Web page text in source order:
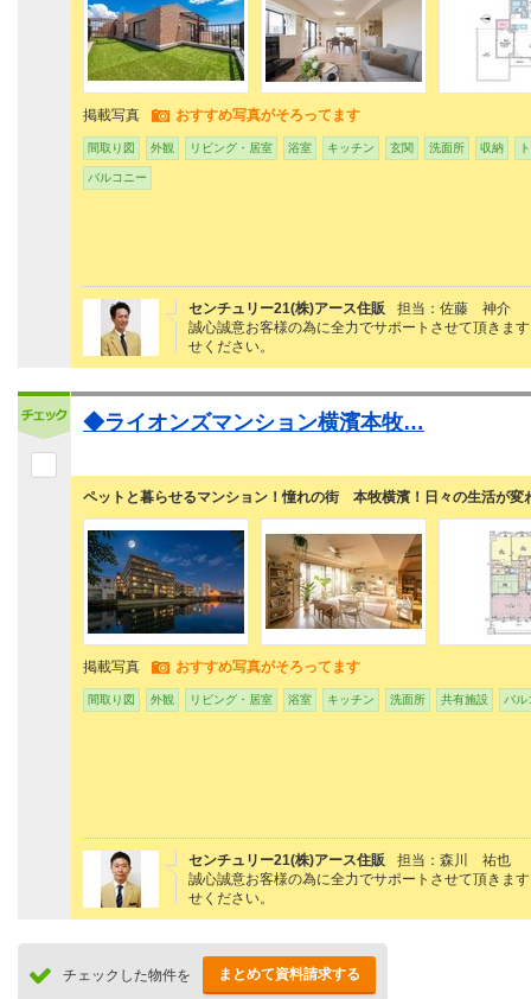
掲載写真 おすすめ写真がそろってます
間取り図 外観 リビング・居室 浴室 キッチン 玄関 洗面所 収納
バルコニー
センチュリー21(株)アース住販
担当：佐藤 神介
誠心誠意お客様の為に全力でサポートさせて頂きま
せください。
◆ライオンズマンション横濱本牧…
ペットと暮らせるマンション！憧れの街 本牧横濱！日々の生活が変
掲載写真 おすすめ写真がそろってます
間取り図 外観 リビング・居室 浴室 キッチン 洗面所 共有施設 バル
センチュリー21(株)アース住販
担当：森川 祐也
誠心誠意お客様の為に全力でサポートさせて頂きま
せください。
チェックした物件を まとめて資料請求する